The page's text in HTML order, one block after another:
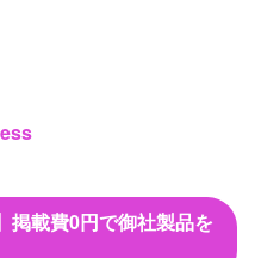
掲載費0円で御社製品を